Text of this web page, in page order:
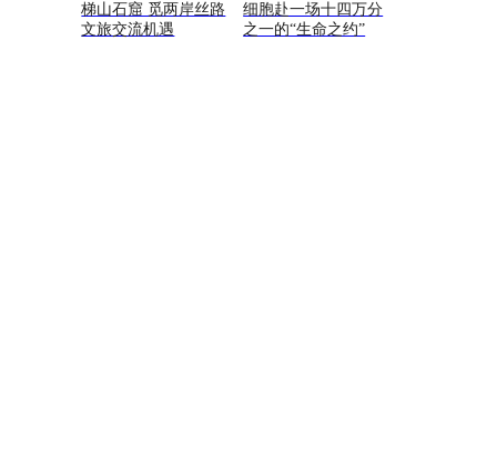
梯山石窟 觅两岸丝路
文旅交流机遇
细胞赴一场十四万分
之一的“生命之约”